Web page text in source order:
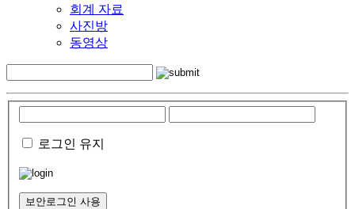
회계 자료
사진방
동영상
로그인 유지
보안로그인 사용